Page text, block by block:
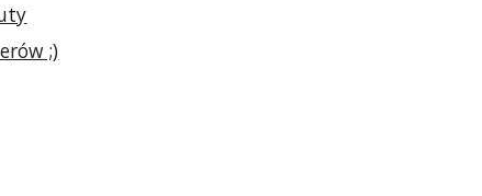
;)